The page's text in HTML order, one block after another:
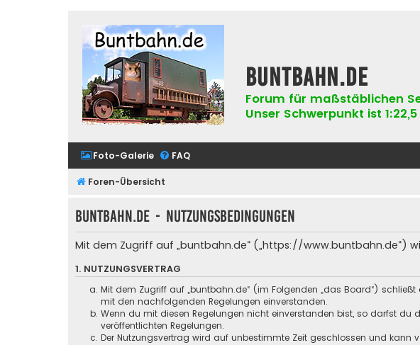
buntbahn.de
Forum für maßstäblichen
Unser Schwerpunkt ist
Foto-Galerie FAQ
Foren-Übersicht
buntbahn.de - Nutzungsbedingungen
Mit dem Zugriff auf „buntbahn.de“ („https://www.buntbahn.de“)
1. NUTZUNGSVERTRAG
Mit dem Zugriff auf „buntbahn.de“ (im Folgenden „das Board“)
mit den nachfolgenden Regelungen einverstanden.
Wenn du mit diesen Regelungen nicht einverstanden bist, so darfst du
veröffentlichten Regelungen.
Der Nutzungsvertrag wird auf unbestimmte Zeit geschlossen und kann